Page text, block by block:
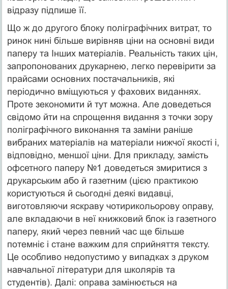
відразу підпише її.
Що ж до другого блоку поліграфічних витрат, то
ринок нині більше вирівняв ціни на основні види
паперу та Інших матеріалів. Реальність таких цін,
запропонованих друкарнею, легко перевірити за
прайсами основних постачальників, які
періодично вміщуються у фахових виданнях.
Проте зекономити й тут можна. Але доведеться
свідомо йти на спрощення видання з точки зору
поліграфічного виконання та заміни раніше
вибраних матеріалів на матеріали нижчої якості і,
відповідно, меншої ціни. Для прикладу, замість
офсетного паперу №1 доведеться змиритися з
друкарським або й газетним (цією практикою
користуються й сьогодні деякі видавці,
виготовляючи яскраву чотирикольорову оправу,
але вкладаючи в неї книжковий блок із газетного
паперу, який через певний час ще більше
потемніє і стане важким для сприйняття тексту.
Це особливо недопустимо у випадках з друком
навчальної літератури для школярів та
студентів). Далі: оправа замінюється на